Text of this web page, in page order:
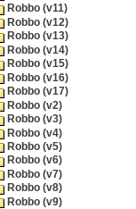
Robbo (v11)
Robbo (v12)
Robbo (v13)
Robbo (v14)
Robbo (v15)
Robbo (v16)
Robbo (v17)
Robbo (v2)
Robbo (v3)
Robbo (v4)
Robbo (v5)
Robbo (v6)
Robbo (v7)
Robbo (v8)
Robbo (v9)